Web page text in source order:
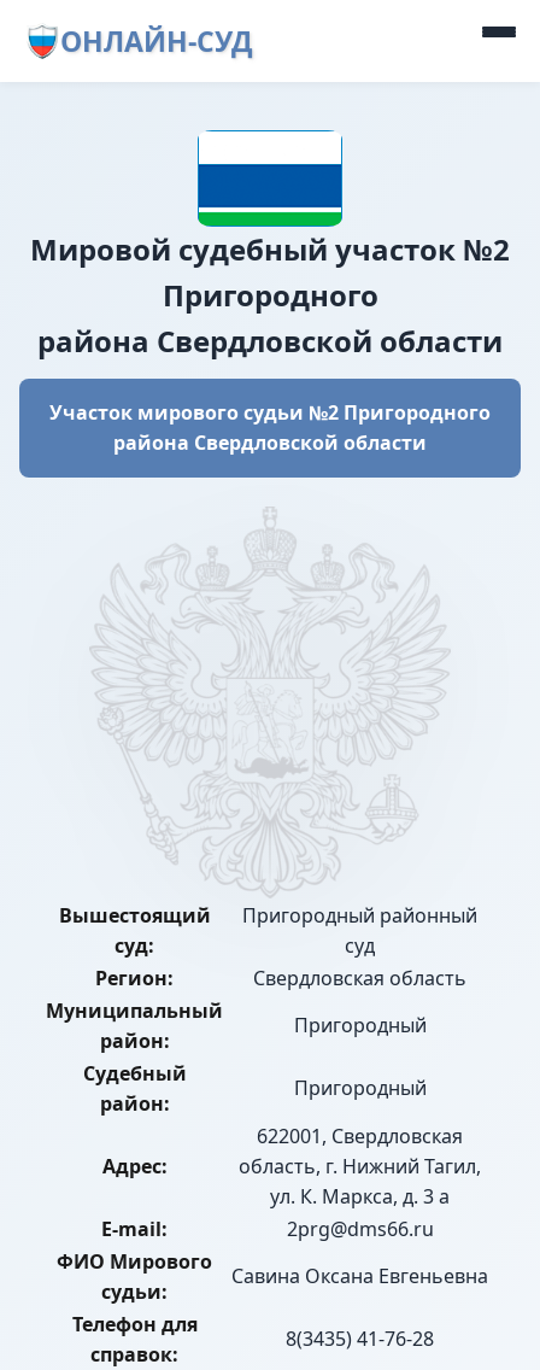
ОНЛАЙН-СУД
Мировой судебный участок №2
Пригородного
района Свердловской области
Участок мирового судьи №2 Пригородного
района Свердловской области
Вышестоящий
суд:
Пригородный районный
суд
Регион:
Свердловская область
Муниципальный
район:
Пригородный
Судебный
район:
Пригородный
Адрес:
622001, Свердловская
область, г. Нижний Тагил,
ул. К. Маркса, д. 3 а
E-mail:
2prg@dms66.ru
ФИО Мирового
судьи:
Савина Оксана Евгеньевна
Телефон для
справок:
8(3435) 41-76-28